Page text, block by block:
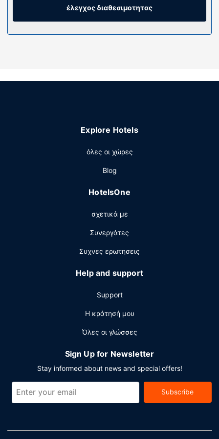
για τη διασκέδασή σας ψηφιακά κανάλια. Τα ιδιωτικά
υδρομασάζ, σάουνα και γυμναστήριο. Σε αυτό το
Αν θέλετε να απολαύσετε ιταλική κουζίνα, μπορείτε να
(εστιατόριο) που σερβίρει βραδινό. Επίσης, θα βρείτε
ποτό στο μπαρ/lounge. Με επιπλέον χρέωση είναι
επιχειρηματικό κέντρο που λειτουργεί 24 ώρες το
24ωρο, υπηρεσία ενοικίασης λιμουζίνας ή αυτοκινήτου
και υπηρεσίες στεγνοκαθαριστηρίου/πλυντηρίων. Με
αποβάθρα του κρουαζιερόπλοιου.
έλεγχος διαθεσιμοτητας
Explore Hotels
όλες οι χώρες
Blog
HotelsOne
σχετικά με
Συνεργάτες
Συχνες ερωτησεις
Help and support
Support
Η κράτησή μου
Όλες οι γλώσσες
Sign Up for Newsletter
Stay informed about news and special offers!
Subscribe